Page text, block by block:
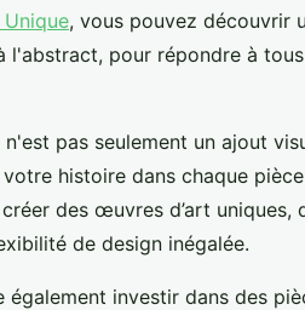
, vous pouvez découvrir
l'abstract, pour répondre à
pas seulement un ajout
histoire dans chaque
des œuvres d’art uniques,
de design inégalée.
investir dans des